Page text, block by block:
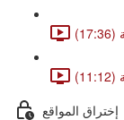
إختراق المواقع